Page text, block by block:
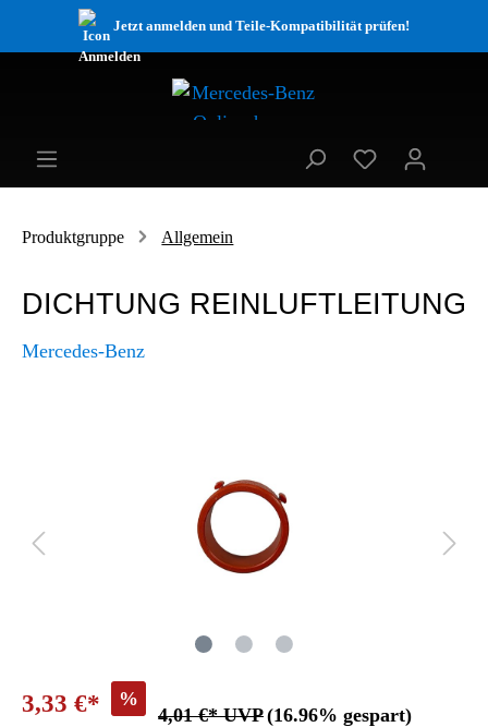
Jetzt anmelden und Teile-Kompatibilität prüfen!
Produktgruppe Allgemein
DICHTUNG REINLUFTLEITUNG
Mercedes-Benz
3,33 €* %
4,01 €* UVP(16.96% gespart)